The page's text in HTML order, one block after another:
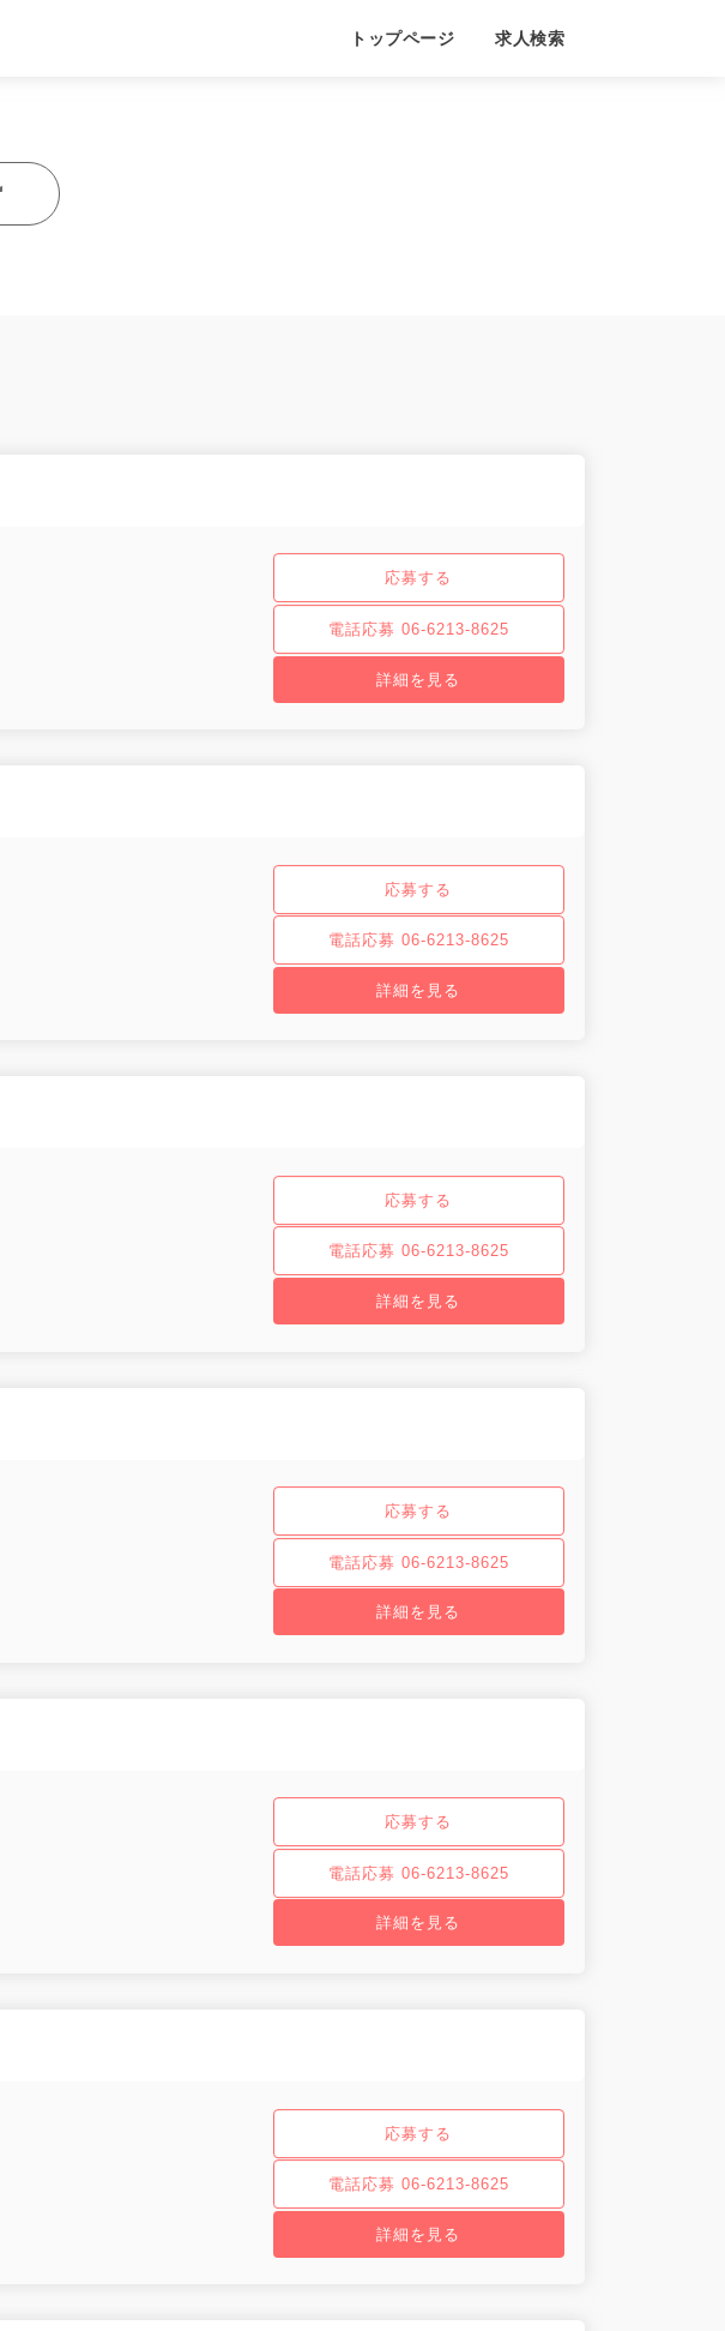
トップページ 求人検索
応募する
電話応募 06-6213-8625
詳細を見る
応募する
電話応募 06-6213-8625
詳細を見る
応募する
電話応募 06-6213-8625
詳細を見る
応募する
電話応募 06-6213-8625
詳細を見る
応募する
電話応募 06-6213-8625
詳細を見る
応募する
電話応募 06-6213-8625
詳細を見る